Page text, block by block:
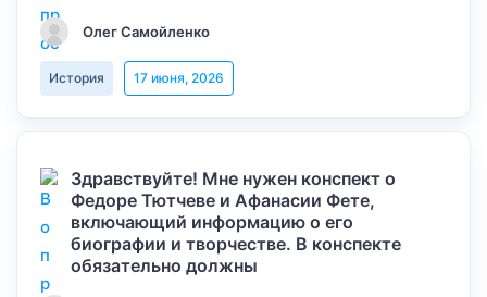
Олег Самойленко
История 17 июня, 2026
Здравствуйте! Мне нужен конспект о
Федоре Тютчеве и Афанасии Фете,
включающий информацию о его
биографии и творчестве. В конспекте
обязательно должны